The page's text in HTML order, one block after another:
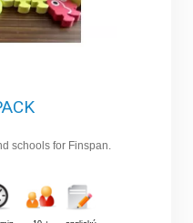
schools for Finspan.